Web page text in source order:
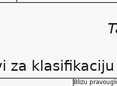
za
Blizu